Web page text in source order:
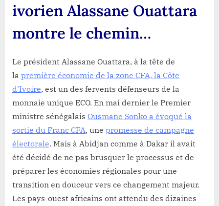
ivorien Alassane Ouattara
montre le chemin…
Le président Alassane Ouattara, à la tête de
la première économie de la zone CFA, la Côte
d’Ivoire, est un des fervents défenseurs de la
monnaie unique ECO. En mai dernier le Premier
ministre sénégalais Ousmane Sonko a évoqué la
sortie du Franc CFA, une promesse de campagne
électorale. Mais à Abidjan comme à Dakar il avait
été décidé de ne pas brusquer le processus et de
préparer les économies régionales pour une
transition en douceur vers ce changement majeur.
Les pays-ouest africains ont attendu des dizaines